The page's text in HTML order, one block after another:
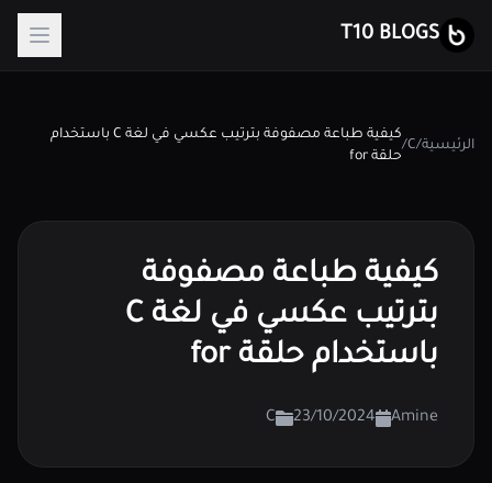
T10 BLOGS
الرئيسية/
C
/
كيفية طباعة مصفوفة بترتيب عكسي في لغة C باستخدام
حلقة for
كيفية طباعة مصفوفة
بترتيب عكسي في لغة C
باستخدام حلقة for
Amine
23/10/2024
C